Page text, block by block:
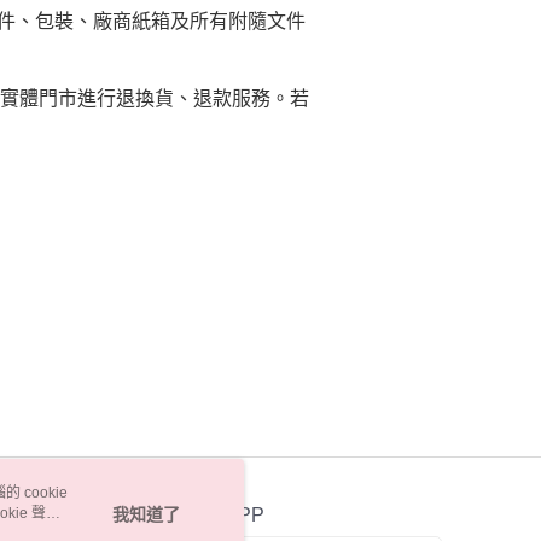
、包裝、廠商紙箱及所有附隨文件
體門市進行退換貨、退款服務。若
官方APP
的 cookie
聲明
我知道了